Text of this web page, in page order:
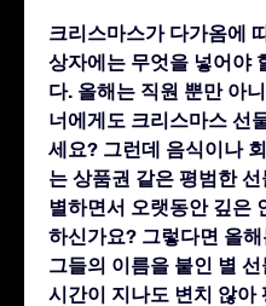
크리스마스가 다가옴에
상자에는 무엇을 넣어야
다. 올해는 직원 뿐만 아
너에게도 크리스마스 선
세요? 그런데 음식이나
는 상품권 같은 평범한
별하면서 오랫동안 깊은
하신가요? 그렇다면 올
그들의 이름을 붙인 별
시간이 지나도 변치 않아